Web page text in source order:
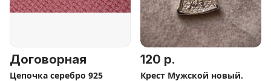
Договорная
Цепочка серебро 925
120 р.
Крест Мужской новый.